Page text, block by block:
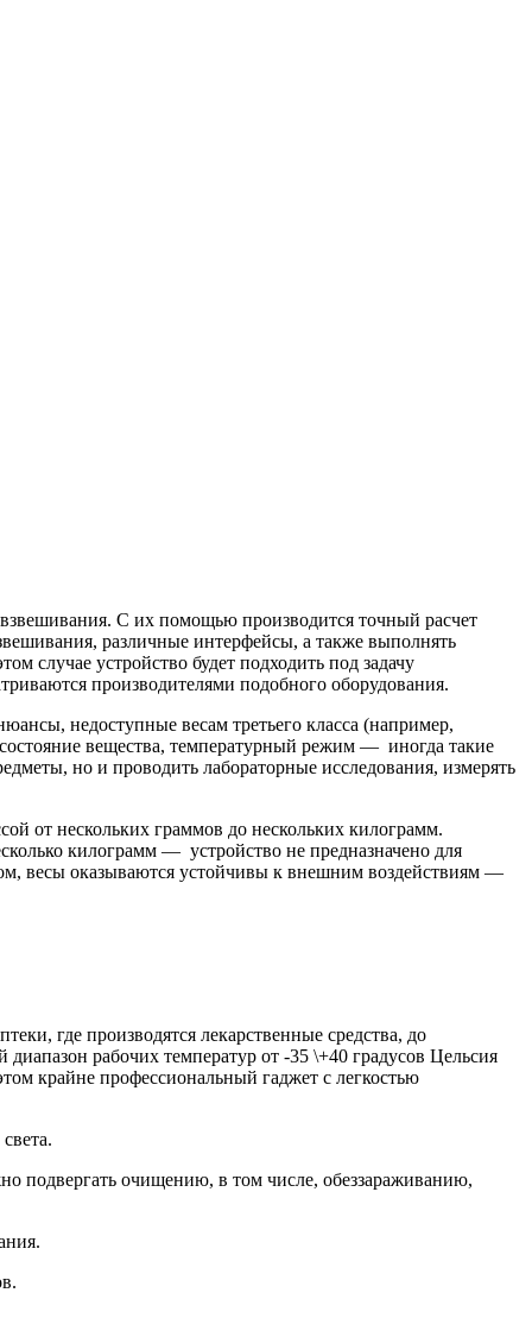
С их помощью производится точный расчет
различные интерфейсы, а также выполнять
случае устройство будет подходить под задачу
производителями подобного оборудования.
недоступные весам третьего класса (например,
вещества, температурный режим — иногда такие
но и проводить лабораторные исследования, измерять
от нескольких граммов до нескольких килограмм.
килограмм — устройство не предназначено для
весы оказываются устойчивы к внешним воздействиям —
где производятся лекарственные средства, до
рабочих температур от -35 \+40 градусов Цельсия
крайне профессиональный гаджет с легкостью
подвергать очищению, в том числе, обеззараживанию,